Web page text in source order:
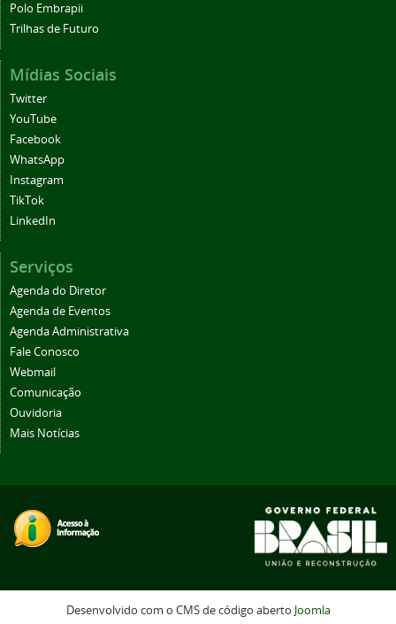
Polo Embrapii
Trilhas de Futuro
Mídias Sociais
Twitter
YouTube
Facebook
WhatsApp
Instagram
TikTok
LinkedIn
Serviços
Agenda do Diretor
Agenda de Eventos
Agenda Administrativa
Fale Conosco
Webmail
Comunicação
Ouvidoria
Mais Notícias
Desenvolvido com o CMS de código aberto Joomla